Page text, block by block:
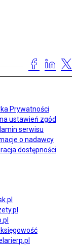
Prywatności
ustawień zgód
serwisu
o nadawcy
dostępności
księgowość